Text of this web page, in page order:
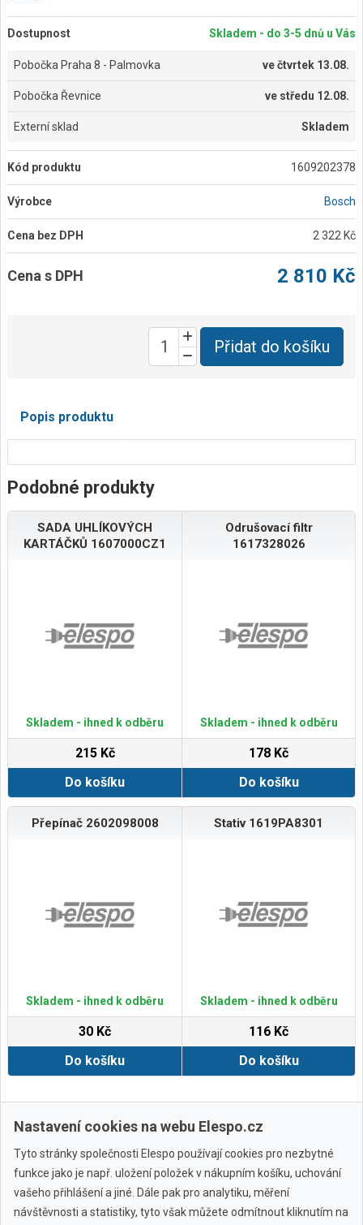
Dostupnost Skladem - do 3-5 dnů u Vás
Pobočka Praha 8 - Palmovka večtvrtek 13.08.
Pobočka Řevnice ve středu 12.08.
Externí sklad Skladem
Kód produktu 1609202378
Výrobce Bosch
Cena bez DPH 2 322 Kč
Cena s DPH 2 810 Kč
Přidat do košíku
Popis produktu
Podobné produkty
SADA UHLÍKOVÝCH
KARTÁČKŮ 1607000CZ1
Skladem - ihned k odběru
215 Kč
Do košíku
Odrušovací filtr
1617328026
Skladem - ihned k odběru
178 Kč
Do košíku
Přepínač 2602098008
Skladem - ihned k odběru
30 Kč
Do košíku
Stativ 1619PA8301
Skladem - ihned k odběru
116 Kč
Do košíku
Zobrazit další
Nastavení cookies na webu Elespo.cz
Tyto stránky společnosti Elespo používají cookies pro nezbytné
funkce jako je např. uložení položek v nákupním košíku, uchování
vašeho přihlášení a jiné. Dále pak pro analytiku, měření
návštěvnosti a statistiky, tyto však můžete odmítnout kliknutím na